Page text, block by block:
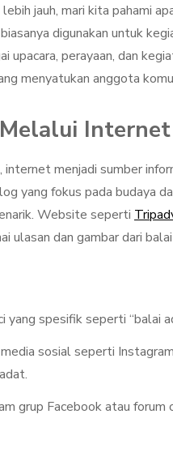
jauh, mari kita pahami
digunakan untuk
upacara, perayaan, dan
menyatukan anggota
Internet
menjadi sumber
yang fokus pada budaya
Website seperti
ulasan dan gambar dari
yang spesifik seperti “balai
sosial seperti
grup Facebook atau